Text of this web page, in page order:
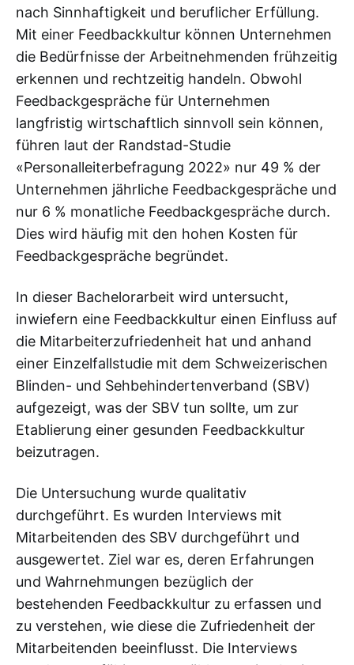
nach Sinnhaftigkeit und beruflicher Erfüllung.
Mit einer Feedbackkultur können Unternehmen
die Bedürfnisse der Arbeitnehmenden frühzeitig
erkennen und rechtzeitig handeln. Obwohl
Feedbackgespräche für Unternehmen
langfristig wirtschaftlich sinnvoll sein können,
führen laut der Randstad-Studie
«Personalleiterbefragung 2022» nur 49 % der
Unternehmen jährliche Feedbackgespräche und
nur 6 % monatliche Feedbackgespräche durch.
Dies wird häufig mit den hohen Kosten für
Feedbackgespräche begründet.
In dieser Bachelorarbeit wird untersucht,
inwiefern eine Feedbackkultur einen Einfluss auf
die Mitarbeiterzufriedenheit hat und anhand
einer Einzelfallstudie mit dem Schweizerischen
Blinden- und Sehbehindertenverband (SBV)
aufgezeigt, was der SBV tun sollte, um zur
Etablierung einer gesunden Feedbackkultur
beizutragen.
Die Untersuchung wurde qualitativ
durchgeführt. Es wurden Interviews mit
Mitarbeitenden des SBV durchgeführt und
ausgewertet. Ziel war es, deren Erfahrungen
und Wahrnehmungen bezüglich der
bestehenden Feedbackkultur zu erfassen und
zu verstehen, wie diese die Zufriedenheit der
Mitarbeitenden beeinflusst. Die Interviews